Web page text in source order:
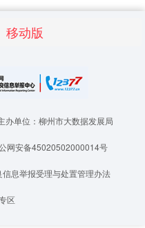
移动版
办单位：柳州市大数据发展局
网安备45020502000014号
息举报受理与处置管理办法
区